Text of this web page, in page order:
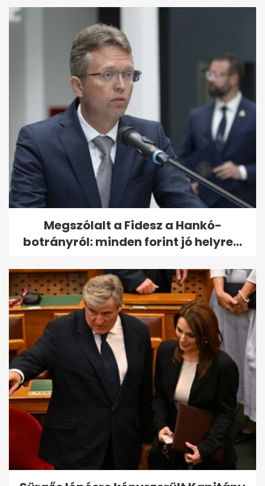
Megszólalt a Fidesz a Hankó-
botrányról: minden forint jó helyre...